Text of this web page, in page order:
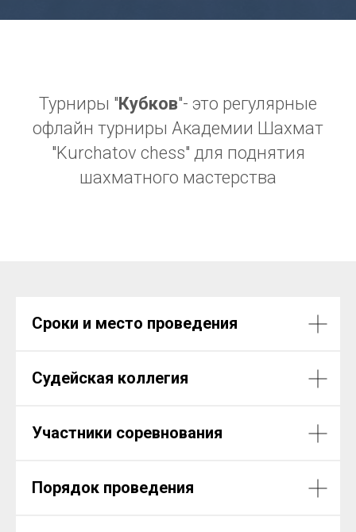
Турниры "Кубков"- это регулярные
офлайн турниры Академии Шахмат
"Kurchatov chess" для поднятия
шахматного мастерства
Сроки и место проведения
Судейская коллегия
Участники соревнования
Порядок проведения